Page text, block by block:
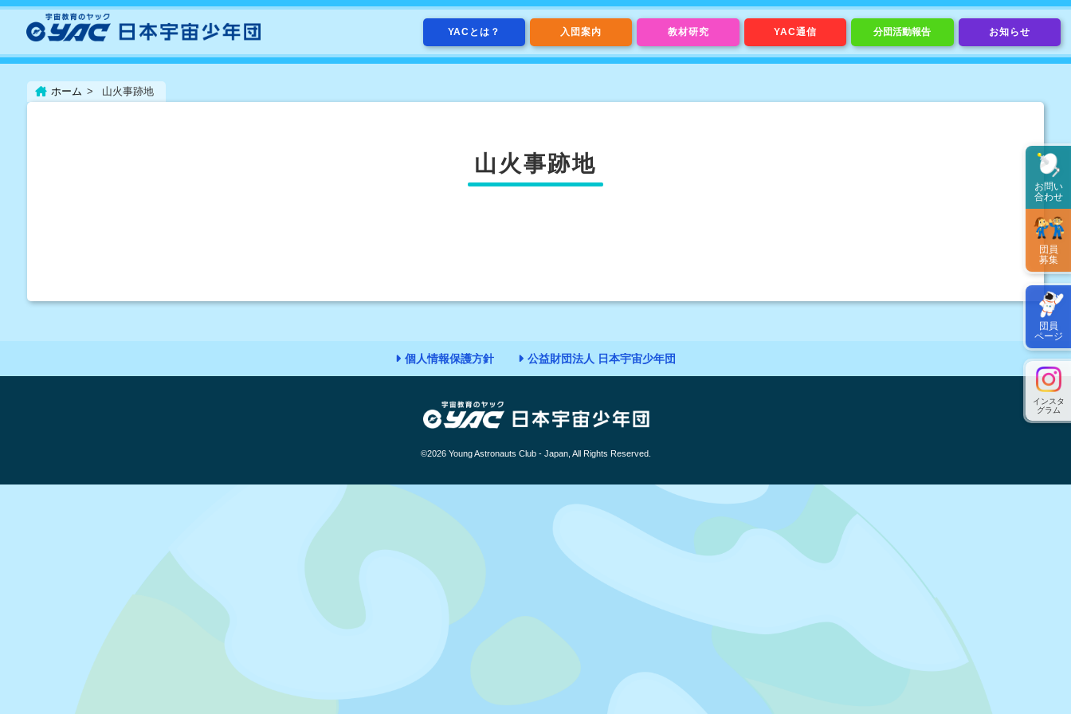
YACとは？ 入団案内 教材研究 YAC通信 分団活動報告 お知らせ
お問い
合わせ
団員
募集
団員
ページ
インスタ
グラム
ホーム 山火事跡地
山火事跡地
個人情報保護方針 公益財団法人 日本宇宙少年団
©2026 Young Astronauts Club - Japan, All Rights Reserved.